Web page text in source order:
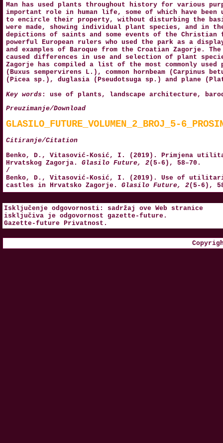
Man has used plants throughout history for various
important role in human life, some of which have
to encircle their property, without disturbing the
were made, showing individual plant species, and in
depictions of saints and some events of the
powerful European rulers who used the park as a
and examples of Baroque from the Croatian Zagorje.
caused differences in use and selection of plant
Zagorje has compiled a list of the most commonly
(Buxus sempervirens L.), common hornbeam
(Picea sp.), duglasia (Pseudotsuga sp.) and plane
Key words : use of plants, landscape architecture,
Preuzimanje/Download
GLASILO_FUTURE_VOLUMEN_2_BROJ_5-
Citiranje/Citation
Benko, D., Vitasović-Kosić, I. (2019). Primjena
Hrvatskog Zagorja. Glasilo Future, 2(5-6), 58–70.
/
Benko, D., Vitasović-Kosić, I. (2019). Use of
castles in Hrvatsko Zagorje. Glasilo Future, 2(5-6),
Isključenje odgovornosti: sadržaj ove Web stranice
isključiva je odgovornost gazette-future .
Gazette-future Privatnost .